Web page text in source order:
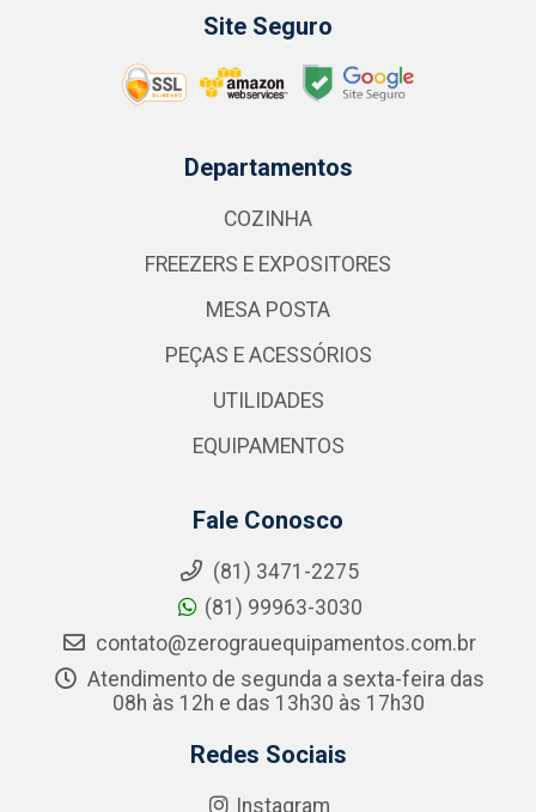
Site Seguro
Departamentos
COZINHA
FREEZERS E EXPOSITORES
MESA POSTA
PEÇAS E ACESSÓRIOS
UTILIDADES
EQUIPAMENTOS
Fale Conosco
(81) 3471-2275
(81) 99963-3030
contato@zerograuequipamentos.com.br
Atendimento de segunda a sexta-feira das
08h às 12h e das 13h30 às 17h30
Redes Sociais
Instagram